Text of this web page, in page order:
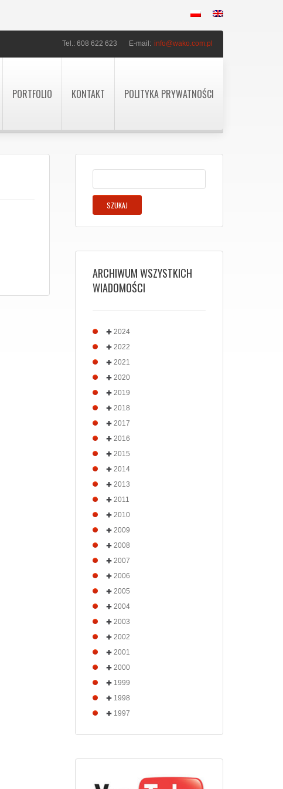
Tel.: 608 622 623 E-mail: info@wako.com.pl
PORTFOLIO KONTAKT POLITYKA PRYWATNOŚCI
ARCHIWUM WSZYSTKICH
WIADOMOŚCI
2024
2022
2021
2020
2019
2018
2017
2016
2015
2014
2013
2011
2010
2009
2008
2007
2006
2005
2004
2003
2002
2001
2000
1999
1998
1997